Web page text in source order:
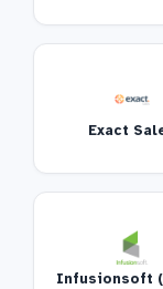
Exact
Infusionsoft